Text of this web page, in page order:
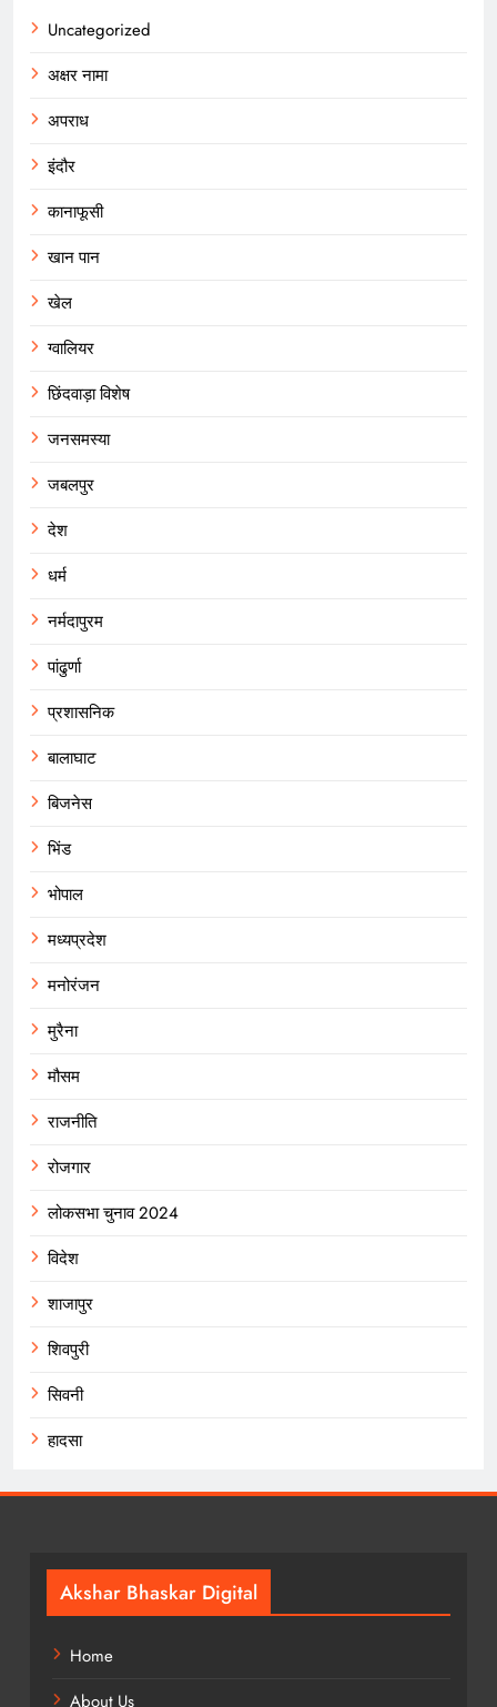
Uncategorized
अक्षर नामा
अपराध
इंदौर
कानाफूसी
खान पान
खेल
ग्वालियर
छिंदवाड़ा विशेष
जनसमस्या
जबलपुर
देश
धर्म
नर्मदापुरम
पांढुर्णा
प्रशासनिक
बालाघाट
बिजनेस
भिंड
भोपाल
मध्यप्रदेश
मनोरंजन
मुरैना
मौसम
राजनीति
रोजगार
लोकसभा चुनाव 2024
विदेश
शाजापुर
शिवपुरी
सिवनी
हादसा
Akshar Bhaskar Digital
Home
About Us